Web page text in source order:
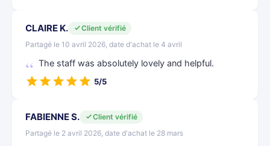
CLAIRE K.
Client vérifié
Partagé le 10 avril 2026, date d'achat le 4 avril
The staff was absolutely lovely and helpful.
5/5
FABIENNE S.
Client vérifié
Partagé le 2 avril 2026, date d'achat le 28 mars